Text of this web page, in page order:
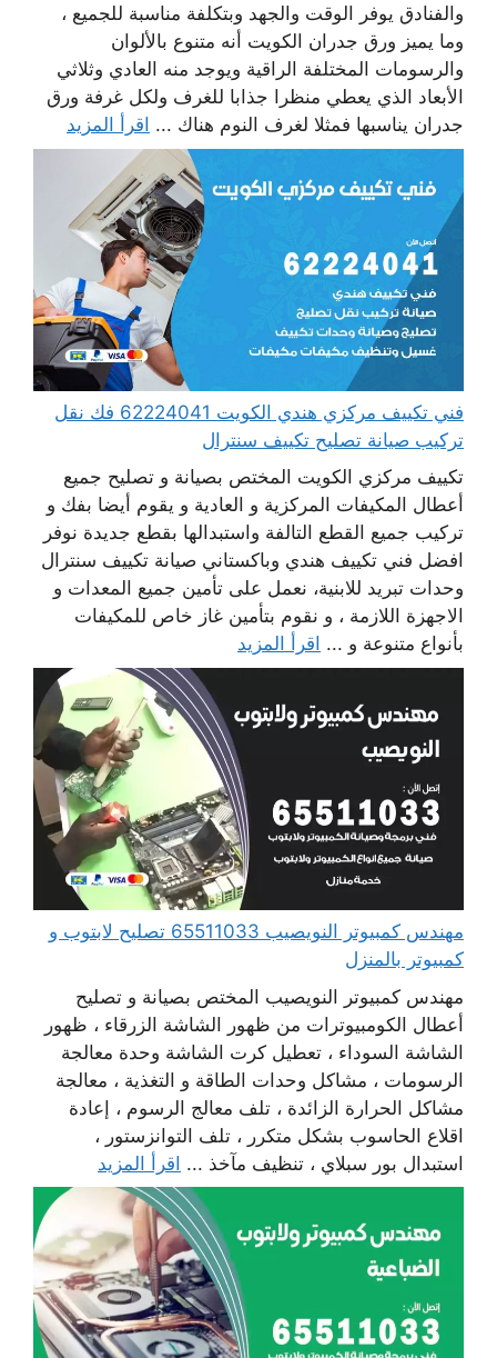
والفنادق يوفر الوقت والجهد وبتكلفة مناسبة للجميع ،
وما يميز ورق جدران الكويت أنه متنوع بالألوان
والرسومات المختلفة الراقية ويوجد منه العادي وثلاثي
الأبعاد الذي يعطي منظرا جذابا للغرف ولكل غرفة ورق
جدران يناسبها فمثلا لغرف النوم هناك ... اقرأ المزيد
فني تكييف مركزي هندي الكويت 62224041 فك نقل
تركيب صيانة تصليح تكييف سنترال
تكييف مركزي الكويت المختص بصيانة و تصليح جميع
أعطال المكيفات المركزية و العادية و يقوم أيضا بفك و
تركيب جميع القطع التالفة واستبدالها بقطع جديدة نوفر
افضل فني تكييف هندي وباكستاني صيانة تكييف سنترال
وحدات تبريد للابنية، نعمل على تأمين جميع المعدات و
الاجهزة اللازمة ، و نقوم بتأمين غاز خاص للمكيفات
بأنواع متنوعة و ... اقرأ المزيد
مهندس كمبيوتر النويصيب 65511033 تصليح لابتوب و
كمبيوتر بالمنزل
مهندس كمبيوتر النويصيب المختص بصيانة و تصليح
أعطال الكومبيوترات من ظهور الشاشة الزرقاء ، ظهور
الشاشة السوداء ، تعطيل كرت الشاشة وحدة معالجة
الرسومات ، مشاكل وحدات الطاقة و التغذية ، معالجة
مشاكل الحرارة الزائدة ، تلف معالج الرسوم ، إعادة
اقلاع الحاسوب بشكل متكرر ، تلف التوانزستور ،
استبدال بور سبلاي ، تنظيف مآخذ ... اقرأ المزيد